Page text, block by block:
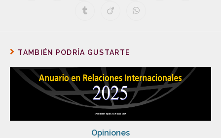
TAMBIÉN PODRÍA GUSTARTE
Opiniones